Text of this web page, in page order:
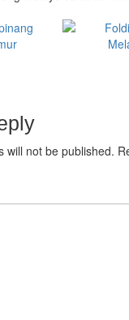
will not be published.